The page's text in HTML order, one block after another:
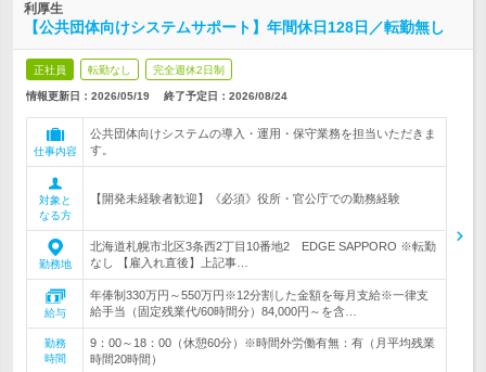
利厚生
【公共団体向けシステムサポート】年間休日128日／転勤無し
正社員 転勤なし 完全週休2日制
情報更新日：2026/05/19 終了予定日： 2026/08/24
仕事内容
公共団体向けシステムの導入・運用・保守業務を担当いただきま
す。
対象と
なる方
【開発未経験者歓迎】《必須》役所・官公庁での勤務経験
勤務地
北海道札幌市北区3条西2丁目10番地2 EDGE SAPPORO ※転勤
なし 【雇入れ直後】上記事…
給与
年俸制330万円～550万円※12分割した金額を毎月支給※一律支
給手当（固定残業代/60時間分）84,000円～を含…
勤務
時間
9：00～18：00（休憩60分）※時間外労働有無：有（月平均残業
時間20時間）